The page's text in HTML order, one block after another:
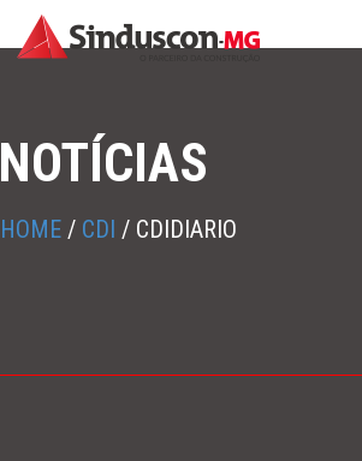
NOTÍCIAS
HOME / CDI / CDIDIARIO